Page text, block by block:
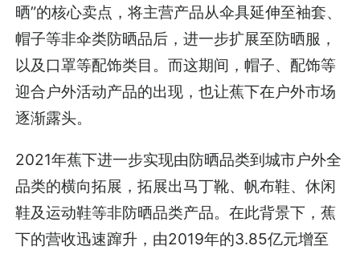
晒”的核心卖点，将主营产品从伞具延伸至袖套、
帽子等非伞类防晒品后，进一步扩展至防晒服，
以及口罩等配饰类目。而这期间，帽子、配饰等
迎合户外活动产品的出现，也让蕉下在户外市场
逐渐露头。
2021年蕉下进一步实现由防晒品类到城市户外全
品类的横向拓展，拓展出马丁靴、帆布鞋、休闲
鞋及运动鞋等非防晒品类产品。在此背景下，蕉
下的营收迅速蹿升，由2019年的3.85亿元增至